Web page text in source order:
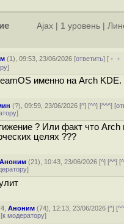
Ajax 1 уровень
(1), 09:53, 23/06/2026 [ответить] [
]
именно на Arch KDE.
(?), 09:59, 23/06/2026 [^] [^^] [^^^] [
]
? Или факт что Arch
целях ???
Аноним (21), 10:43, 23/06/2026 [^] [^^] [
]
,Аноним (74), 12:13, 23/06/2026 [^] [^^
к модератору]